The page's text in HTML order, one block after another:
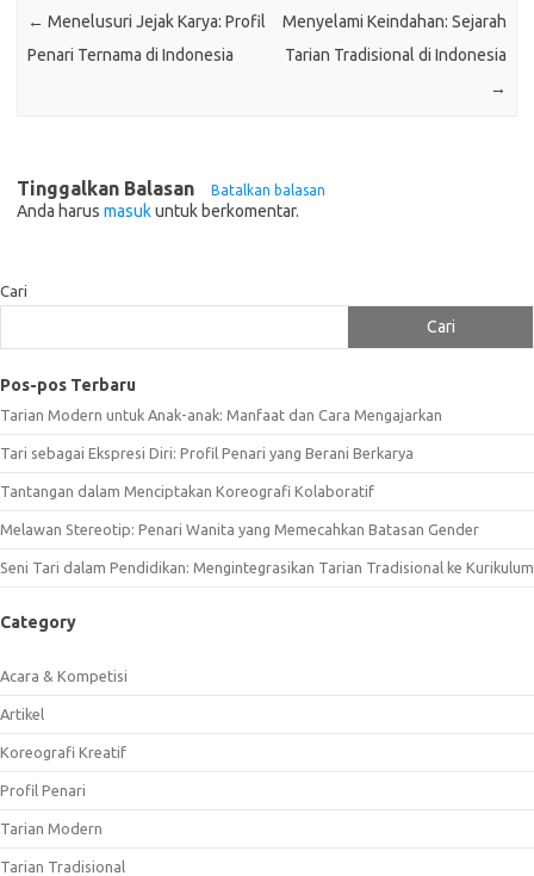
← Menelusuri Jejak Karya: Profil
Penari Ternama di Indonesia
Menyelami Keindahan: Sejarah
Tarian Tradisional di Indonesia
→
Tinggalkan Balasan Batalkan balasan
Anda harus masukuntuk berkomentar.
Cari
Cari
Pos-pos Terbaru
Tarian Modern untuk Anak-anak: Manfaat dan Cara Mengajarkan
Tari sebagai Ekspresi Diri: Profil Penari yang Berani Berkarya
Tantangan dalam Menciptakan Koreografi Kolaboratif
Melawan Stereotip: Penari Wanita yang Memecahkan Batasan Gender
Seni Tari dalam Pendidikan: Mengintegrasikan Tarian Tradisional ke Kurikulum
Category
Acara & Kompetisi
Artikel
Koreografi Kreatif
Profil Penari
Tarian Modern
Tarian Tradisional